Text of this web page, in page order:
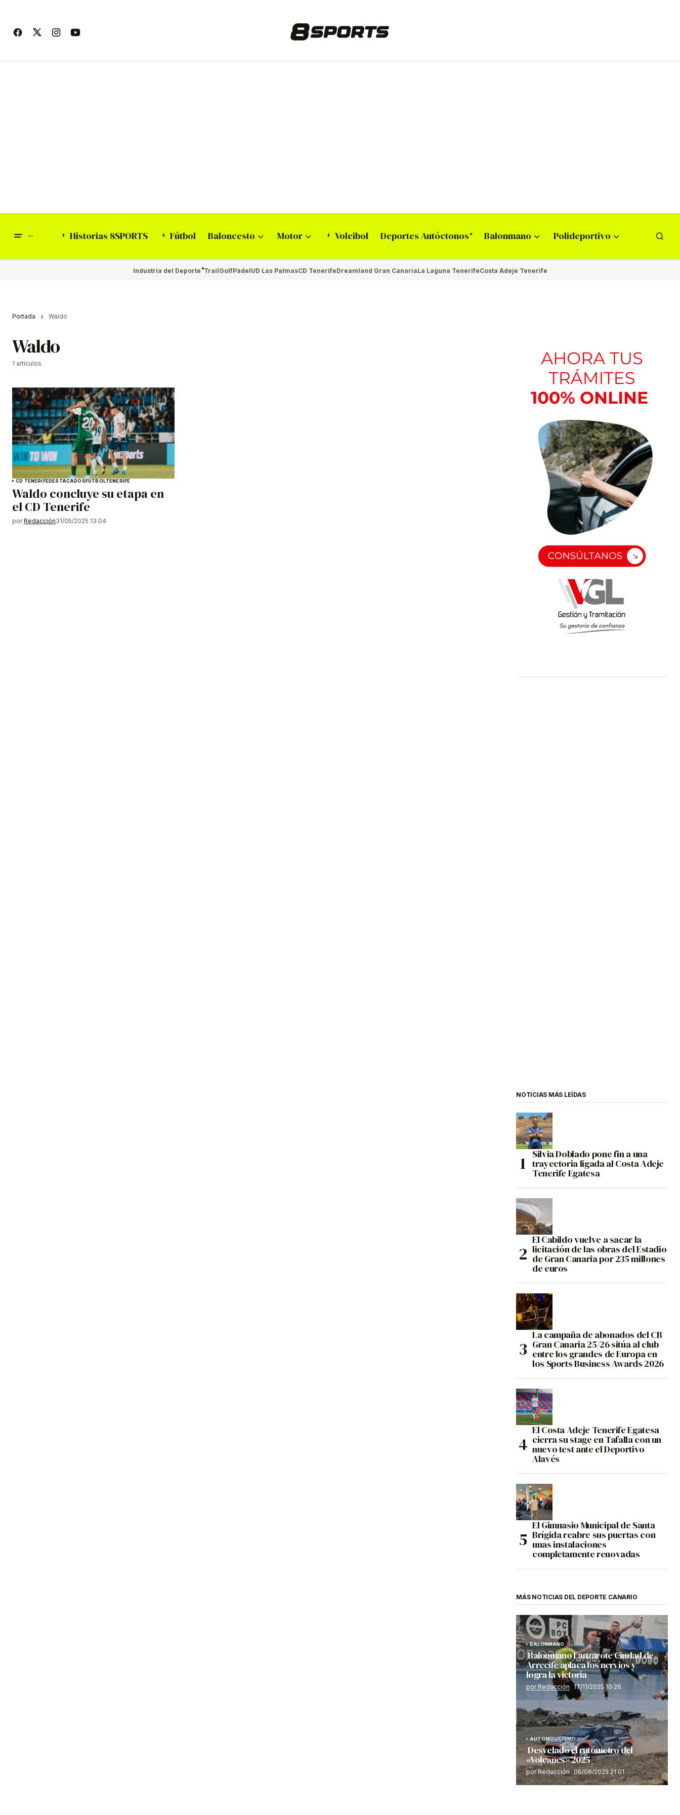
Historias 8SPORTS Fútbol Baloncesto Motor Voleibol Deportes Autóctonos Balonmano Polideportivo
Industria del Deporte TrailGolfPádelUD Las PalmasCD TenerifeDreamland Gran CanariaLa Laguna TenerifeCosta Adeje Tenerife
Portada Waldo
Waldo
1 artículos
CD TENERIFEDESTACADOSFÚTBOLTENERIFE
Waldo concluye su etapa en
el CD Tenerife
por Redacción31/05/2025 13:04
NOTICIAS MÁS LEÍDAS
Silvia Doblado pone fin a una
trayectoria ligada al Costa Adeje
Tenerife Egatesa
El Cabildo vuelve a sacar la
licitación de las obras del Estadio
de Gran Canaria por 235 millones
de euros
La campaña de abonados del CB
Gran Canaria 25/26 sitúa al club
entre los grandes de Europa en
los Sports Business Awards 2026
El Costa Adeje Tenerife Egatesa
cierra su stage en Tafalla con un
nuevo test ante el Deportivo
Alavés
El Gimnasio Municipal de Santa
Brígida reabre sus puertas con
unas instalaciones
completamente renovadas
MÁS NOTICIAS DEL DEPORTE CANARIO
BALONMANO
Balonmano Lanzarote Ciudad de
Arrecife aplaca los nervios y
logra la victoria
por Redacción 17/11/2025 10:26
AUTOMOVILISMO
Desvelado el rutómetro del
«Volcanes» 2025
por Redacción 06/08/2025 21:01